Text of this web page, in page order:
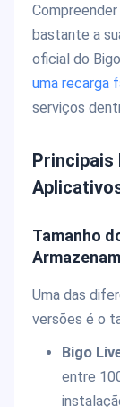
bastante a
oficial do
uma recarga
serviços
Tamanho
Uma das
versões é o
Bigo
entre